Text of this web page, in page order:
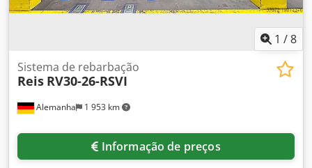
1 /8
Alemanha 1 953 km
Sistema de rebarbação
Reis RV30-26-RSVI
Informação de preços